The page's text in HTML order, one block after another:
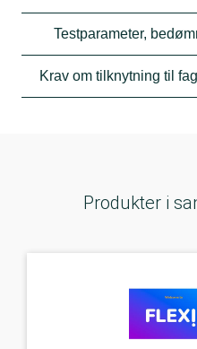
Testparameter,
Krav om tilknytning til
Produkter i